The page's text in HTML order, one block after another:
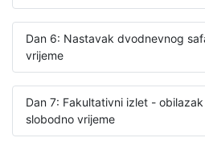
Dan 6: Nastavak dvodnevnog
vrijeme
Dan 7: Fakultativni izlet -
slobodno vrijeme